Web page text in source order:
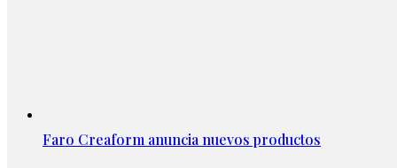
Faro Creaform anuncia nuevos productos